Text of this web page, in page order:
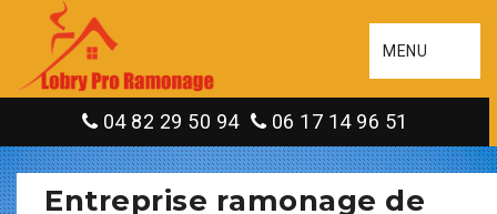
MENU
04 82 29 50 94 06 17 14 96 51
Entreprise ramonage de